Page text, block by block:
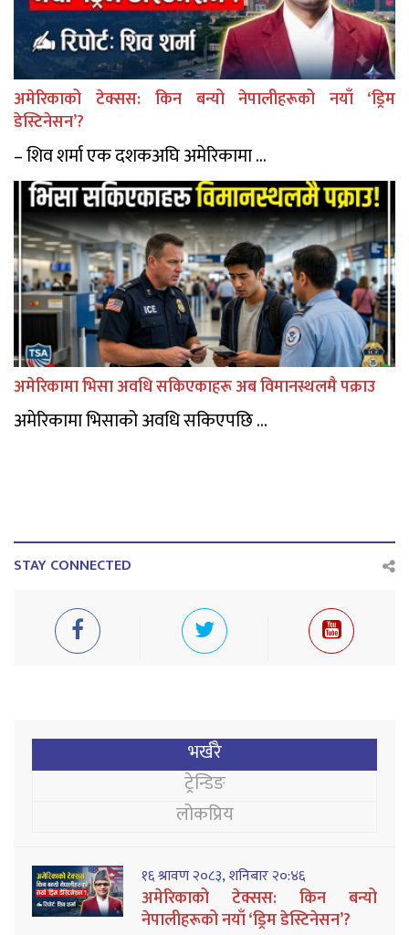
अमेरिकाको टेक्सस: किन बन्यो नेपालीहरूको नयाँ ‘ड्रिम
डेस्टिनेसन’?
– शिव शर्मा एक दशकअघि अमेरिकामा ...
अमेरिकामा भिसा अवधि सकिएकाहरू अब विमानस्थलमै पक्राउ
अमेरिकामा भिसाको अवधि सकिएपछि ...
STAY CONNECTED
भर्खरै
ट्रेन्डिङ
लोकप्रिय
१६ श्रावण २०८३, शनिबार २०:४६
अमेरिकाको टेक्सस: किन बन्यो
नेपालीहरूको नयाँ ‘ड्रिम डेस्टिनेसन’?